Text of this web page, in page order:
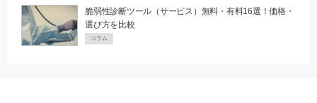
脆弱性診断ツール（サービス）無料・有料16選！価格・
選び方を比較
コラム